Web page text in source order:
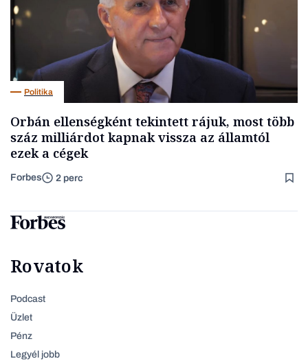
Politika
Orbán ellenségként tekintett rájuk, most több
száz milliárdot kapnak vissza az államtól
ezek a cégek
Forbes 2 perc
Rovatok
Podcast
Üzlet
Pénz
Legyél jobb